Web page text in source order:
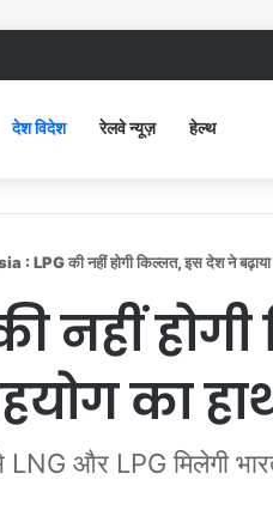
बोलीं, आप खुद बाथरूम में खड़े होकर दिखाओ
देश विदेश रेलवे न्यूज़ हेल्थ
LPG की नहीं होगी किल्लत, इस देश ने बढ़ाया
नहीं
का
और LPG मिलेगी